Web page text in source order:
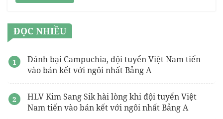
ĐỌC NHIỀU
Đánh bại Campuchia, đội tuyển Việt Nam tiến
vào bán kết với ngôi nhất Bảng A
HLV Kim Sang Sik hài lòng khi đội tuyển Việt
Nam tiến vào bán kết với ngôi nhất Bảng A